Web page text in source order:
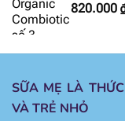
820.000
SỮA MẸ LÀ
VÀ TRẺ NHỎ